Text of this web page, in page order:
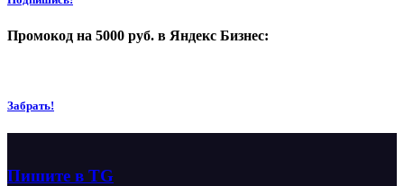
Промокод на 5000 руб. в Яндекс Бизнес:
Забрать!
Пишите в TG